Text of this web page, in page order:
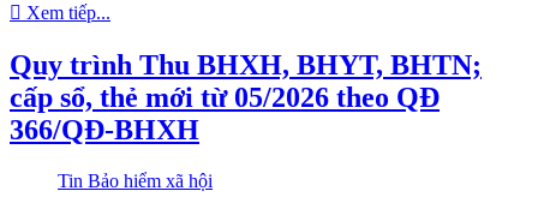
Xem tiếp...
Quy trình Thu BHXH, BHYT, BHTN;
cấp sổ, thẻ mới từ 05/2026 theo QĐ
366/QĐ-BHXH
Tin Bảo hiểm xã hội